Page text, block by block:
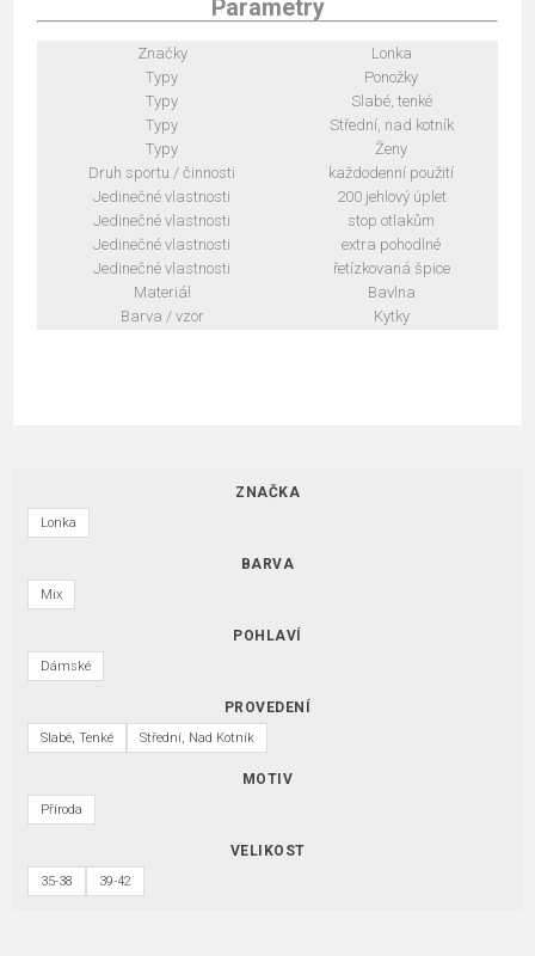
Parametry
Značky
Lonka
Typy
Ponožky
Typy
Slabé, tenké
Typy
Střední, nad kotník
Typy
Ženy
Druh sportu / činnosti
každodenní použití
Jedinečné vlastnosti
200 jehlový úplet
Jedinečné vlastnosti
stop otlakům
Jedinečné vlastnosti
extra pohodlné
Jedinečné vlastnosti
řetízkovaná špice
Materiál
Bavlna
Barva / vzor
Kytky
ZNAČKA
Lonka
BARVA
Mix
POHLAVÍ
Dámské
PROVEDENÍ
Slabé, Tenké Střední, Nad Kotník
MOTIV
Příroda
VELIKOST
35-38 39-42